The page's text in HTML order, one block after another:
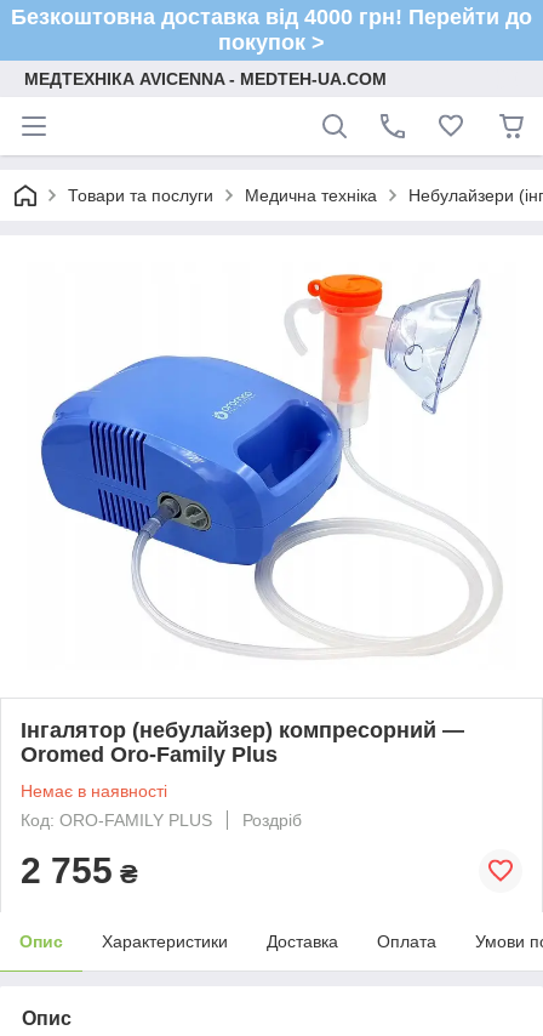
Безкоштовна доставка від 4000 грн! Перейти до
покупок >
МЕДТЕХНІКА AVICENNA - MEDTEH-UA.COM
Товари та послуги Медична техніка Небулайзери
Інгалятор (небулайзер) компресорний —
Oromed Oro-Family Plus
Немає в наявності
Код: ORO-FAMILY PLUS
Роздріб
2 755 ₴
Опис Характеристики Доставка Оплата Умови
Опис